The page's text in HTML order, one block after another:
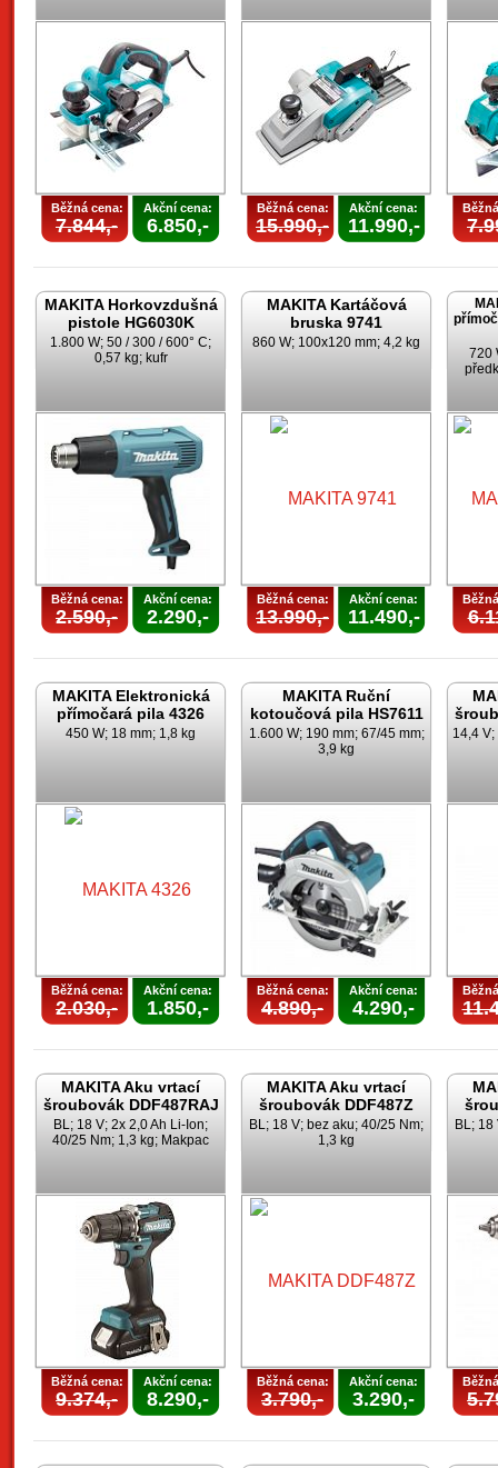
Běžná cena:
7.844,-
Akční cena:
6.850,-
Běžná cena:
15.990,-
Akční cena:
11.990,-
MAKITA Horkovzdušná
pistole HG6030K
1.800 W; 50 / 300 / 600° C;
0,57 kg; kufr
Běžná cena:
2.590,-
Akční cena:
2.290,-
MAKITA Kartáčová
bruska 9741
860 W; 100x120 mm; 4,2 kg
Běžná cena:
13.990,-
Akční cena:
11.490,-
720
MAKITA Elektronická
přímočará pila 4326
450 W; 18 mm; 1,8 kg
Běžná cena:
2.030,-
Akční cena:
1.850,-
MAKITA Ruční
kotoučová pila HS7611
1.600 W; 190 mm; 67/45 mm;
3,9 kg
Běžná cena:
4.890,-
Akční cena:
4.290,-
14,4
MAKITA Aku vrtací
šroubovák DDF487RAJ
BL; 18 V; 2x 2,0 Ah Li-Ion;
40/25 Nm; 1,3 kg; Makpac
Běžná cena:
9.374,-
Akční cena:
8.290,-
MAKITA Aku vrtací
šroubovák DDF487Z
BL; 18 V; bez aku; 40/25 Nm;
1,3 kg
Běžná cena:
3.790,-
Akční cena:
3.290,-
BL; 18